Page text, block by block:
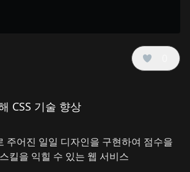
CSS 기술 향상
주어진 일일 디자인을 구현하여 점수을
킬을 익힐 수 있는 웹 서비스